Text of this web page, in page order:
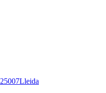
25007Lleida